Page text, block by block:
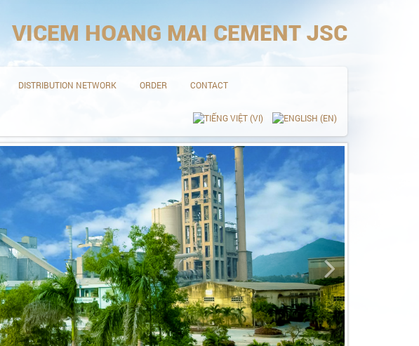
VICEM HOANG MAI CEMENT JSC
DISTRIBUTION NETWORK ORDER CONTACT
